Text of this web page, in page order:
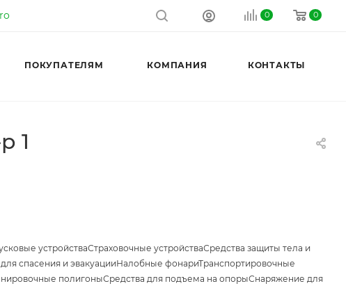
0 0
ПОКУПАТЕЛЯМ КОМПАНИЯ КОНТАКТЫ
1
устройстваСтраховочные устройстваСредства защиты тела и
спасения и эвакуацииНалобные фонариТранспортировочные
полигоныСредства для подъема на опорыСнаряжение для